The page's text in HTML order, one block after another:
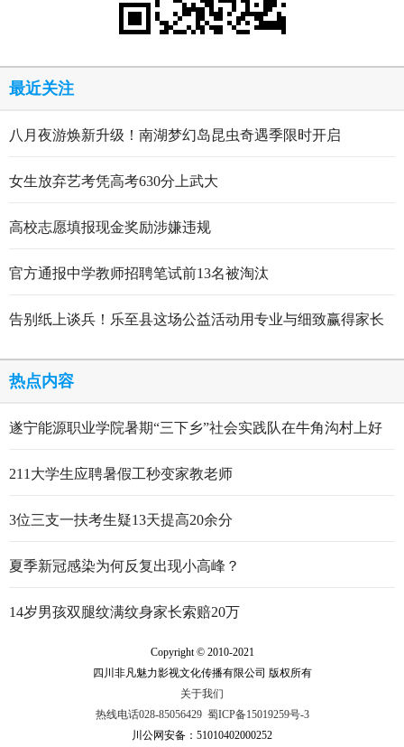
最近关注
八月夜游焕新升级！南湖梦幻岛昆虫奇遇季限时开启
女生放弃艺考凭高考630分上武大
高校志愿填报现金奖励涉嫌违规
官方通报中学教师招聘笔试前13名被淘汰
告别纸上谈兵！乐至县这场公益活动用专业与细致赢得家长
热点内容
遂宁能源职业学院暑期“三下乡”社会实践队在牛角沟村上好
211大学生应聘暑假工秒变家教老师
3位三支一扶考生疑13天提高20余分
夏季新冠感染为何反复出现小高峰？
14岁男孩双腿纹满纹身家长索赔20万
Copyright © 2010-2021
四川非凡魅力影视文化传播有限公司 版权所有
关于我们
热线电话028-85056429 蜀ICP备15019259号-3
川公网安备：51010402000252